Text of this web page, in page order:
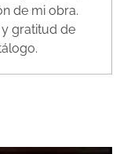
de mi obra.
gratitud de